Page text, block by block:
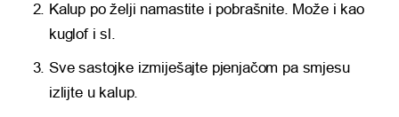
Kalup po želji namastite i pobrašnite. Može i kao
kuglof i sl.
Sve sastojke izmiješajte pjenjačom pa smjesu
izlijte u kalup.